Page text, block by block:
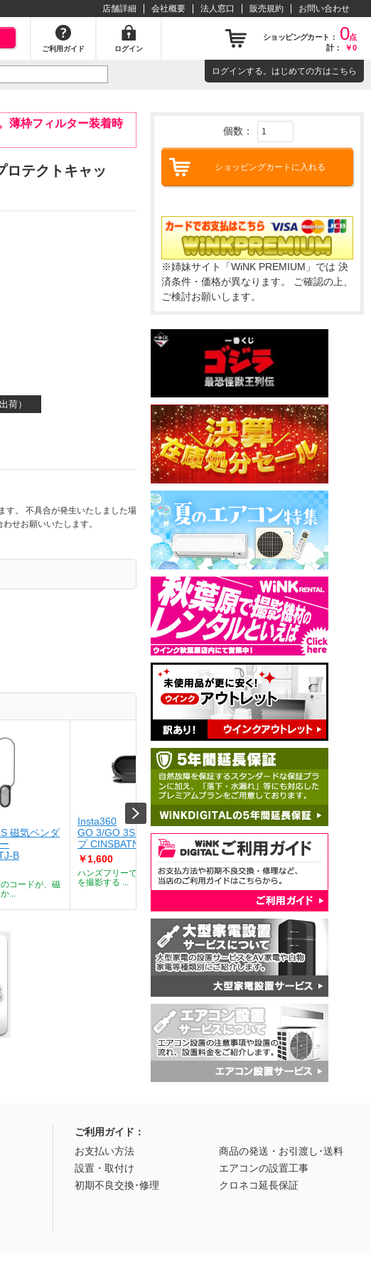
店舗詳細 会社概要 法人窓口 販売規約 お問い合わせ
ご利用ガイド ログイン
ショッピングカート： 0点
計：
￥0
ログインする。はじめての方はこちら
薄枠フィルター装着時
ロテクトキャッ
荷）
す。 不具合が発生いたしました場
せお願いいたします。
磁気ペンダ
B
コードが、磁
...
Insta360
GO 3/GO 3S 簡易クリッ
プ CINSBATN
￥1,600
ハンズフリーで真のPOV動画
を撮影する ...
Insta360
GO 3/GO 3S 風防マイク
カバー CINSBATL
￥1,600
GO3/GO3S 風防マイクカバ
ー 縫い...
個数：
ショッピングカートに入れる
※姉妹サイト「WiNK PREMIUM」では 決
済条件・価格が異なります。 ご確認の上、
ご検討お願いします。
ご利用ガイド：
お支払い方法
商品の発送・お引渡し･送料
設置・取付け
エアコンの設置工事
初期不良交換･修理
クロネコ延長保証